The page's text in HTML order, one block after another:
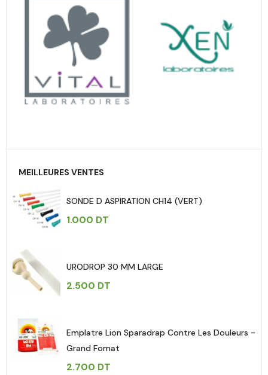
MEILLEURES VENTES
SONDE D ASPIRATION CH14 (VERT)
1.000 DT
URODROP 30 MM LARGE
2.500 DT
Emplatre Lion Sparadrap Contre Les Douleurs -
Grand Fomat
2.700 DT